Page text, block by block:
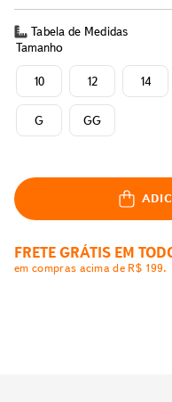
Tabela de Medidas
Tamanho
G GG
14
12
10
FRETE GRÁTIS EM
em compras acima de R$ 199.